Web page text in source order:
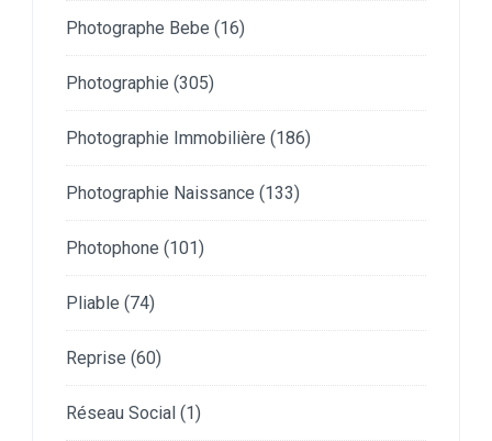
Photographe Bebe (16)
Photographie (305)
Photographie Immobilière (186)
Photographie Naissance (133)
Photophone (101)
Pliable (74)
Reprise (60)
Réseau Social (1)